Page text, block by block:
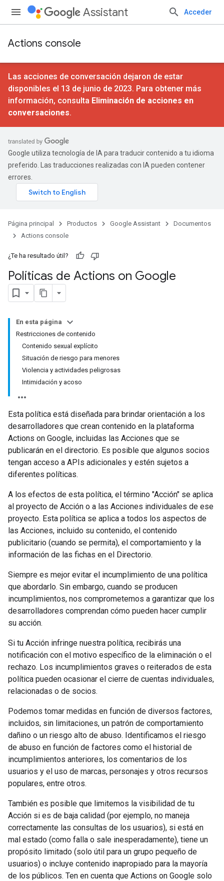
Assistant Acceder
Actions console
Las acciones de conversación dejaron de estar
disponibles el 13 de junio de 2023. Para obtener más
información, consulta Eliminación de acciones en
conversaciones.
Google utiliza tecnología de IA para traducir contenido a tu idioma
preferido. Las traducciones realizadas con IA pueden contener
errores.
Página principal Productos Google Assistant
Documentos
Actions console
¿Te ha resultado útil?
Políticas de Actions on Google
En esta página
Restricciones de contenido
Contenido sexual explícito
Situación de riesgo para menores
Violencia y actividades peligrosas
Intimidación y acoso
Esta política está diseñada para brindar orientación a los
desarrolladores que crean contenido en la plataforma
Actions on Google, incluidas las Acciones que se
publicarán en el directorio. Es posible que algunos socios
tengan acceso a APIs adicionales y estén sujetos a
diferentes políticas.
A los efectos de esta política, el término "Acción" se aplica
al proyecto de Acción o a las Acciones individuales de ese
proyecto. Esta política se aplica a todos los aspectos de
las Acciones, incluido su contenido, el contenido
publicitario (cuando se permita), el comportamiento y la
información de las fichas en el Directorio.
Siempre es mejor evitar el incumplimiento de una política
que abordarlo. Sin embargo, cuando se producen
incumplimientos, nos comprometemos a garantizar que los
desarrolladores comprendan cómo pueden hacer cumplir
su acción.
Si tu Acción infringe nuestra política, recibirás una
notificación con el motivo específico de la eliminación o el
rechazo. Los incumplimientos graves o reiterados de esta
política pueden ocasionar el cierre de cuentas individuales,
relacionadas o de socios.
Podemos tomar medidas en función de diversos factores,
incluidos, sin limitaciones, un patrón de comportamiento
dañino o un riesgo alto de abuso. Identificamos el riesgo
de abuso en función de factores como el historial de
incumplimientos anteriores, los comentarios de los
usuarios y el uso de marcas, personajes y otros recursos
populares, entre otros.
También es posible que limitemos la visibilidad de tu
Acción si es de baja calidad (por ejemplo, no maneja
correctamente las consultas de los usuarios), si está en
mal estado (como falla o sale inesperadamente), tiene un
propósito limitado (solo útil para un grupo pequeño de
usuarios) o incluye contenido inapropiado para la mayoría
de los públicos. Ten en cuenta que Actions on Google solo